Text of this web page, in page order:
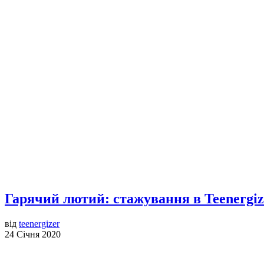
Гарячий лютий: стажування в
від teenergizer
24 Січня 2020